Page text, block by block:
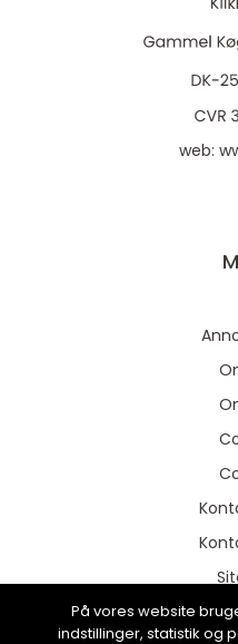
web:
På vores website
indstillinger, statistik og